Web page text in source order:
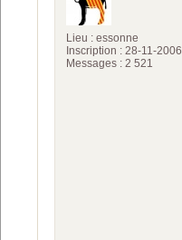
Lieu : essonne
Inscription : 28-11-2006
Messages : 2 521